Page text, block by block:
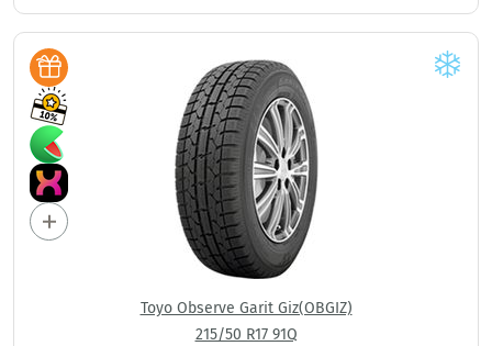
Toyo Observe Garit Giz(OBGIZ)
215/50 R17 91Q